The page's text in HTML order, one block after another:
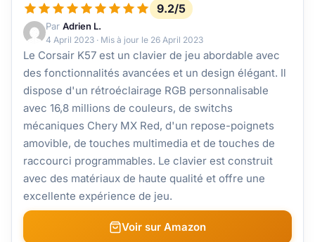
9.2/5
Par Adrien L.
4 April 2023 · Mis à jour le 26 April 2023
Le Corsair K57 est un clavier de jeu abordable avec
des fonctionnalités avancées et un design élégant. Il
dispose d'un rétroéclairage RGB personnalisable
avec 16,8 millions de couleurs, de switchs
mécaniques Chery MX Red, d'un repose-poignets
amovible, de touches multimedia et de touches de
raccourci programmables. Le clavier est construit
avec des matériaux de haute qualité et offre une
excellente expérience de jeu.
Voir sur Amazon